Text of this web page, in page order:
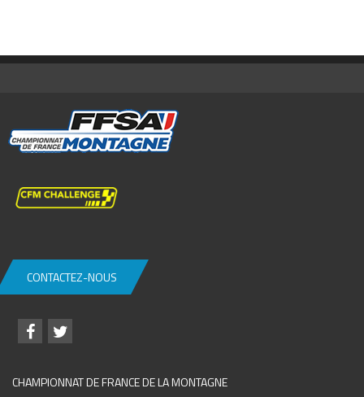
CONTACTEZ-NOUS
CHAMPIONNAT DE FRANCE DE LA MONTAGNE